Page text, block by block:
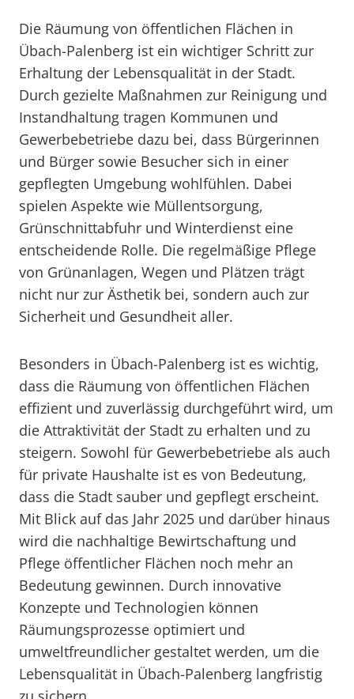
Die Räumung von öffentlichen Flächen in
Übach-Palenberg ist ein wichtiger Schritt zur
Erhaltung der Lebensqualität in der Stadt.
Durch gezielte Maßnahmen zur Reinigung und
Instandhaltung tragen Kommunen und
Gewerbebetriebe dazu bei, dass Bürgerinnen
und Bürger sowie Besucher sich in einer
gepflegten Umgebung wohlfühlen. Dabei
spielen Aspekte wie Müllentsorgung,
Grünschnittabfuhr und Winterdienst eine
entscheidende Rolle. Die regelmäßige Pflege
von Grünanlagen, Wegen und Plätzen trägt
nicht nur zur Ästhetik bei, sondern auch zur
Sicherheit und Gesundheit aller.
Besonders in Übach-Palenberg ist es wichtig,
dass die Räumung von öffentlichen Flächen
effizient und zuverlässig durchgeführt wird, um
die Attraktivität der Stadt zu erhalten und zu
steigern. Sowohl für Gewerbebetriebe als auch
für private Haushalte ist es von Bedeutung,
dass die Stadt sauber und gepflegt erscheint.
Mit Blick auf das Jahr 2025 und darüber hinaus
wird die nachhaltige Bewirtschaftung und
Pflege öffentlicher Flächen noch mehr an
Bedeutung gewinnen. Durch innovative
Konzepte und Technologien können
Räumungsprozesse optimiert und
umweltfreundlicher gestaltet werden, um die
Lebensqualität in Übach-Palenberg langfristig